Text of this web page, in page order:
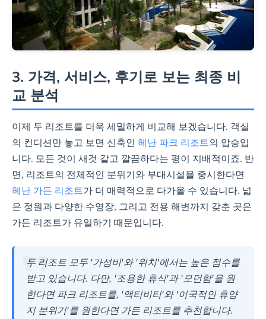
3. 가격, 서비스, 후기로 보는 최종 비
교 분석
이제 두 리조트를 더욱 세밀하게 비교해 보겠습니다. 객실
의 컨디션만 놓고 보면 신축인 헤난 파크 리조트의 압승입
니다. 모든 것이 새것 같고 깔끔하다는 평이 지배적이죠. 반
면, 리조트의 전체적인 분위기와 부대시설을 중시한다면
헤난 가든 리조트가 더 매력적으로 다가올 수 있습니다. 넓
은 정원과 다양한 수영장, 그리고 전용 해변까지 갖춘 곳은
가든 리조트가 유일하기 때문입니다.
두 리조트 모두 '가성비'와 '위치'에서는 높은 점수를
받고 있습니다. 다만, '조용한 휴식'과 '모던함'을 원
한다면 파크 리조트를, '액티비티'와 '이국적인 휴양
지 분위기'를 원한다면 가든 리조트를 추천합니다.